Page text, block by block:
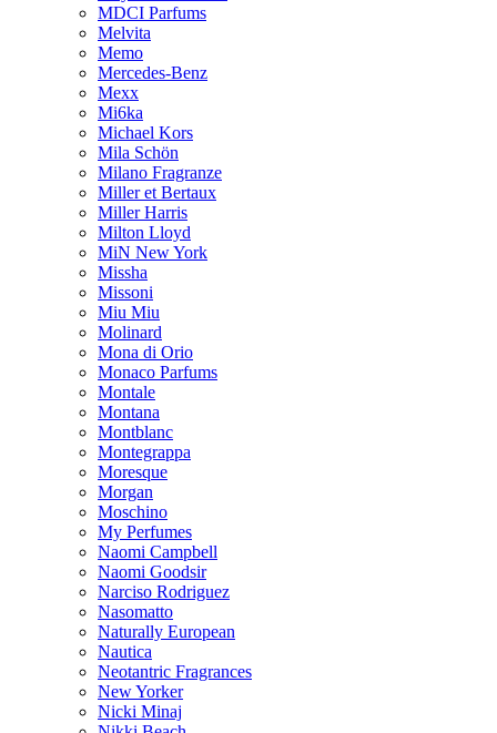
MDCI Parfums
Melvita
Memo
Mercedes-Benz
Mexx
Mi6ka
Michael Kors
Mila Schön
Milano Fragranze
Miller et Bertaux
Miller Harris
Milton Lloyd
MiN New York
Missha
Missoni
Miu Miu
Molinard
Mona di Orio
Monaco Parfums
Montale
Montana
Montblanc
Montegrappa
Moresque
Morgan
Moschino
My Perfumes
Naomi Campbell
Naomi Goodsir
Narciso Rodriguez
Nasomatto
Naturally European
Nautica
Neotantric Fragrances
New Yorker
Nicki Minaj